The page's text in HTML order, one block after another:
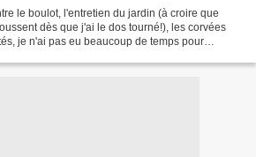
le boulot, l'entretien du jardin (à croire que
dès que j'ai le dos tourné!), les corvées
je n'ai pas eu beaucoup de temps pour